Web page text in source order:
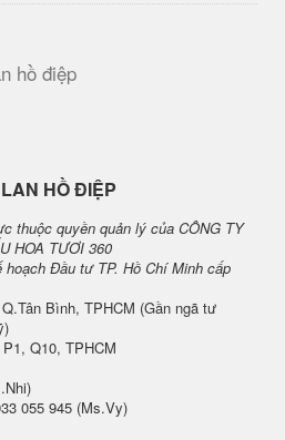
hồ điệp
HỒ ĐIỆP
thuộc quyền quản lý của CÔNG TY
HOA TƯƠI 360
hoạch Đầu tư TP. Hồ Chí Minh cấp
Bình, TPHCM (Gần ngã tư
Q10, TPHCM
055 945 (Ms.Vy)